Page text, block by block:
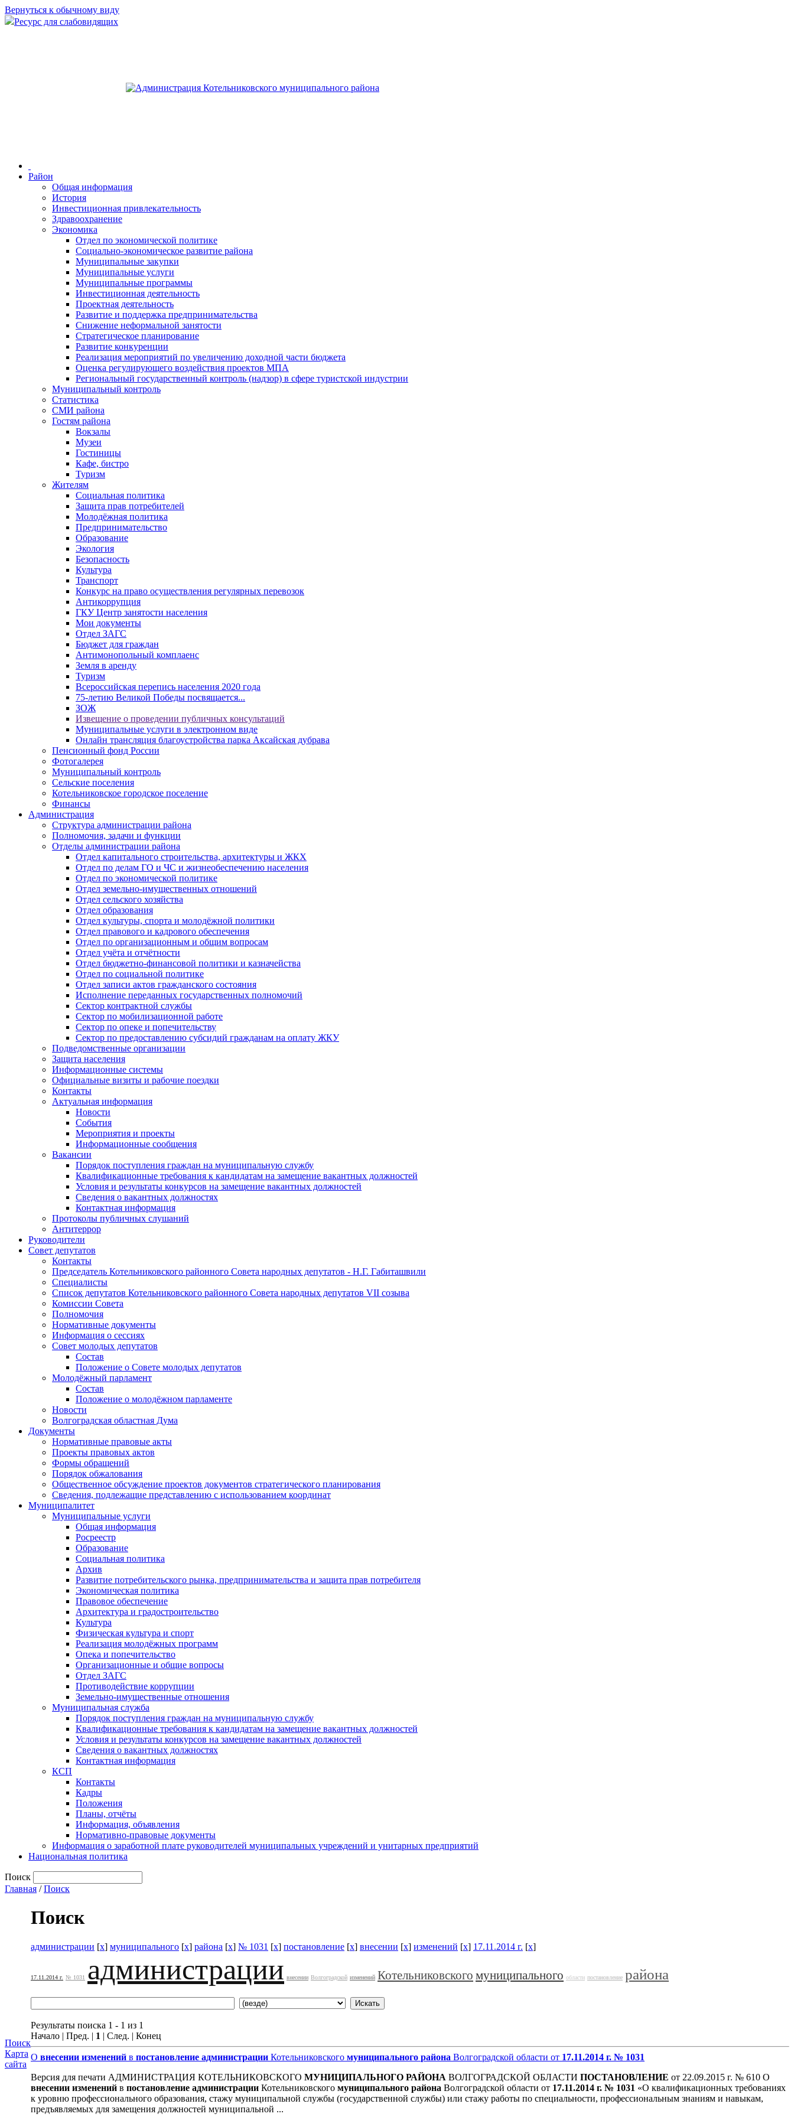
Вернуться к обычному виду
Ресурс для слабовидящих
Район
Общая информация
История
Инвестиционная привлекательность
Здравоохранение
Экономика
Отдел по экономической политике
Социально-экономическое развитие района
Муниципальные закупки
Муниципальные услуги
Муниципальные программы
Инвестиционная деятельность
Проектная деятельность
Развитие и поддержка предпринимательства
Снижение неформальной занятости
Стратегическое планирование
Развитие конкуренции
Реализация мероприятий по увеличению доходной части бюджета
Оценка регулирующего воздействия проектов МПА
Региональный государственный контроль (надзор) в сфере туристской индустрии
Муниципальный контроль
Статистика
СМИ района
Гостям района
Вокзалы
Музеи
Гостиницы
Кафе, бистро
Туризм
Жителям
Социальная политика
Защита прав потребителей
Молодёжная политика
Предпринимательство
Образование
Экология
Безопасность
Культура
Транспорт
Конкурс на право осуществления регулярных перевозок
Антикоррупция
ГКУ Центр занятости населения
Мои документы
Отдел ЗАГС
Бюджет для граждан
Антимонопольный комплаенс
Земля в аренду
Туризм
Всероссийская перепись населения 2020 года
75-летию Великой Победы посвящается...
ЗОЖ
Извещение о проведении публичных консультаций
Муниципальные услуги в электронном виде
Онлайн трансляция благоустройства парка Аксайская дубрава
Пенсионный фонд России
Фотогалерея
Муниципальный контроль
Сельские поселения
Котельниковское городское поселение
Финансы
Администрация
Структура администрации района
Полномочия, задачи и функции
Отделы администрации района
Отдел капитального строительства, архитектуры и ЖКХ
Отдел по делам ГО и ЧС и жизнеобеспечению населения
Отдел по экономической политике
Отдел земельно-имущественных отношений
Отдел сельского хозяйства
Отдел образования
Отдел культуры, спорта и молодёжной политики
Отдел правового и кадрового обеспечения
Отдел по организационным и общим вопросам
Отдел учёта и отчётности
Отдел бюджетно-финансовой политики и казначейства
Отдел по социальной политике
Отдел записи актов гражданского состояния
Исполнение переданных государственных полномочий
Сектор контрактной службы
Сектор по мобилизационной работе
Сектор по опеке и попечительству
Сектор по предоставлению субсидий гражданам на оплату ЖКУ
Подведомственные организации
Защита населения
Информационные системы
Официальные визиты и рабочие поездки
Контакты
Актуальная информация
Новости
События
Мероприятия и проекты
Информационные сообщения
Вакансии
Порядок поступления граждан на муниципальную службу
Квалификационные требования к кандидатам на замещение вакантных должностей
Условия и результаты конкурсов на замещение вакантных должностей
Сведения о вакантных должностях
Контактная информация
Протоколы публичных слушаний
Антитеррор
Руководители
Совет депутатов
Контакты
Председатель Котельниковского районного Совета народных депутатов - Н.Г. Габиташвили
Специалисты
Список депутатов Котельниковского районного Совета народных депутатов VII созыва
Комиссии Совета
Полномочия
Нормативные документы
Информация о сессиях
Совет молодых депутатов
Состав
Положение о Совете молодых депутатов
Молодёжный парламент
Состав
Положение о молодёжном парламенте
Новости
Волгоградская областная Дума
Документы
Нормативные правовые акты
Проекты правовых актов
Формы обращений
Порядок обжалования
Общественное обсуждение проектов документов стратегического планирования
Сведения, подлежащие представлению с использованием координат
Муниципалитет
Муниципальные услуги
Общая информация
Росреестр
Образование
Социальная политика
Архив
Развитие потребительского рынка, предпринимательства и защита прав потребителя
Экономическая политика
Правовое обеспечение
Архитектура и градостроительство
Культура
Физическая культура и спорт
Реализация молодёжных программ
Опека и попечительство
Организационные и общие вопросы
Отдел ЗАГС
Противодействие коррупции
Земельно-имущественные отношения
Муниципальная служба
Порядок поступления граждан на муниципальную службу
Квалификационные требования к кандидатам на замещение вакантных должностей
Условия и результаты конкурсов на замещение вакантных должностей
Сведения о вакантных должностях
Контактная информация
КСП
Контакты
Кадры
Положения
Планы, отчёты
Информация, объявления
Нормативно-правовые документы
Информация о заработной плате руководителей муниципальных учреждений и унитарных предприятий
Национальная политика
Поиск
Главная /Поиск
Поиск
Карта
сайта
Поиск
администрации [x] муниципального [x] района [x] № 1031 [x] постановление [x] внесении [x] изменений [x] 17.11.2014 г. [x]
17.11.2014 г. № 1031 администрации внесении Волгоградской изменений Котельниковского муниципального области постановление района
Результаты поиска 1 - 1 из 1
Начало | Пред. | 1 | След. | Конец
О внесении изменений в постановление администрации Котельниковского муниципального района Волгоградской области от 17.11.2014 г. № 1031
Версия для печати АДМИНИСТРАЦИЯ КОТЕЛЬНИКОВСКОГО МУНИЦИПАЛЬНОГО РАЙОНА ВОЛГОГРАДСКОЙ ОБЛАСТИ ПОСТАНОВЛЕНИЕ от 22.09.2015 г. № 610 О
внесении изменений в постановление администрации Котельниковского муниципального района Волгоградской области от 17.11.2014 г. № 1031 «О квалификационных требованиях
к уровню профессионального образования, стажу муниципальной службы (государственной службы) или стажу работы по специальности, профессиональным знаниям и навыкам,
предъявляемых для замещения должностей муниципальной ...